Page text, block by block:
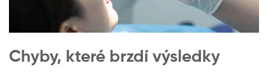
Chyby, které brzdí výsledky